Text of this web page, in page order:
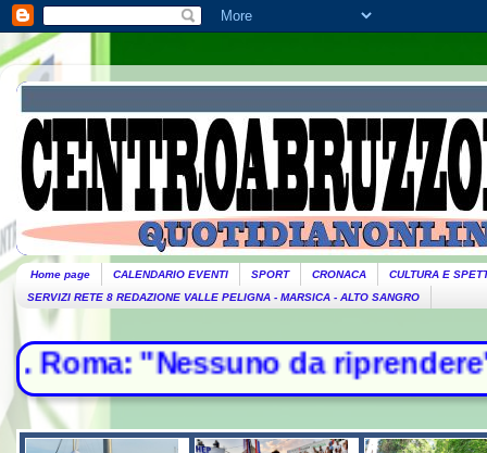
Home page CALENDARIO EVENTI SPORT CRONACA
CULTURA E
SERVIZI RETE 8 REDAZIONE VALLE PELIGNA - MARSICA - ALTO SANGRO
da riprendere"-